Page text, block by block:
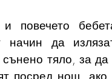
и повечето
начин да
сънено тяло, за